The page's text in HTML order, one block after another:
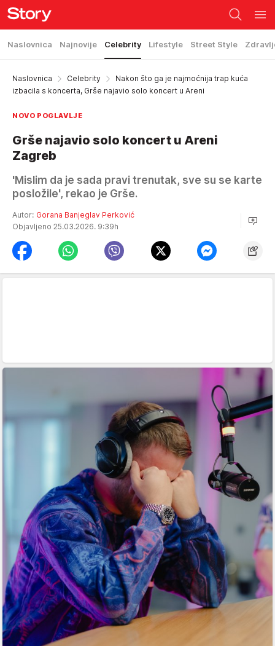
Naslovnica Najnovije Celebrity Lifestyle Street Style
Naslovnica Celebrity
Nakon što ga je najmoćnija trap kuća
izbacila s koncerta, Grše najavio solo koncert u Areni
NOVO POGLAVLJE
Grše najavio solo koncert u Areni
Zagreb
'Mislim da je sada pravi trenutak, sve su se karte
posložile', rekao je Grše.
Autor: Gorana Banjeglav Perković
Objavljeno 25.03.2026. 9:39h